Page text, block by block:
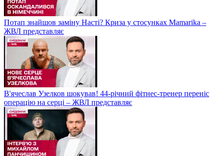
Потап знайшов заміну Насті? Криза у стосунках Mamarika –
ЖВЛ представляє
В'ячеслав Узелков шокував! 44-річний фітнес-тренер переніс
операцію на серці – ЖВЛ представляє